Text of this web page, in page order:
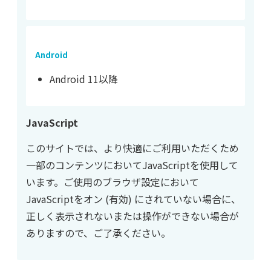
Android
Android 11以降
JavaScript
このサイトでは、より快適にご利用いただくため
一部のコンテンツにおいてJavaScriptを使用して
います。ご使用のブラウザ設定において
JavaScriptをオン (有効) にされていない場合に、
正しく表示されないまたは操作ができない場合が
ありますので、ご了承ください。